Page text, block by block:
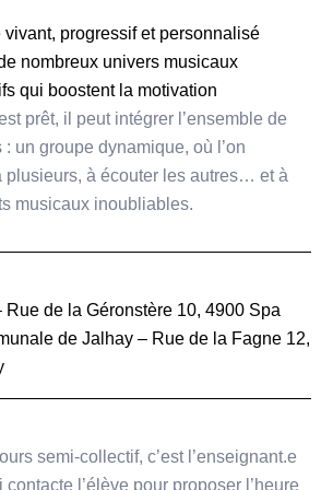
progressif et personnalisé
nombreux univers musicaux
qui boostent la motivation
prêt, il peut intégrer l’ensemble de
un groupe dynamique, où l’on
plusieurs, à écouter les autres… et à
musicaux inoubliables.
Rue de la Géronstère 10, 4900 Spa
de Jalhay – Rue de la Fagne 12,
semi-collectif, c’est l’enseignant.e
l’élève pour proposer l’heure